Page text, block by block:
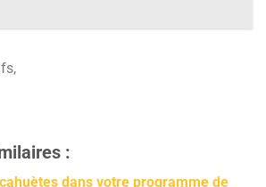
:
dans votre programme de